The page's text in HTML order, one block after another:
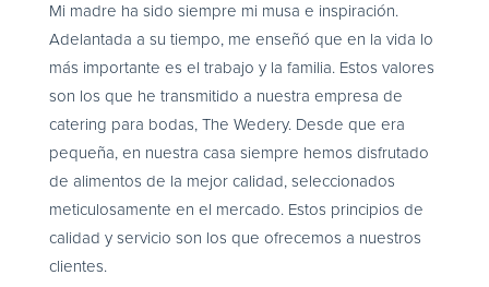
Mi madre ha sido siempre mi musa e inspiración.
Adelantada a su tiempo, me enseñó que en la vida lo
más importante es el trabajo y la familia. Estos valores
son los que he transmitido a nuestra empresa de
catering para bodas, The Wedery. Desde que era
pequeña, en nuestra casa siempre hemos disfrutado
de alimentos de la mejor calidad, seleccionados
meticulosamente en el mercado. Estos principios de
calidad y servicio son los que ofrecemos a nuestros
clientes.